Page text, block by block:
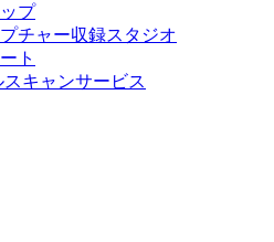
プ
チャー収録スタジオ
ト
キャンサービス